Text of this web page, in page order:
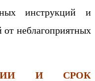
инструкций и
от неблагоприятных
И СРОК